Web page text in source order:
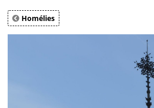
Homélies